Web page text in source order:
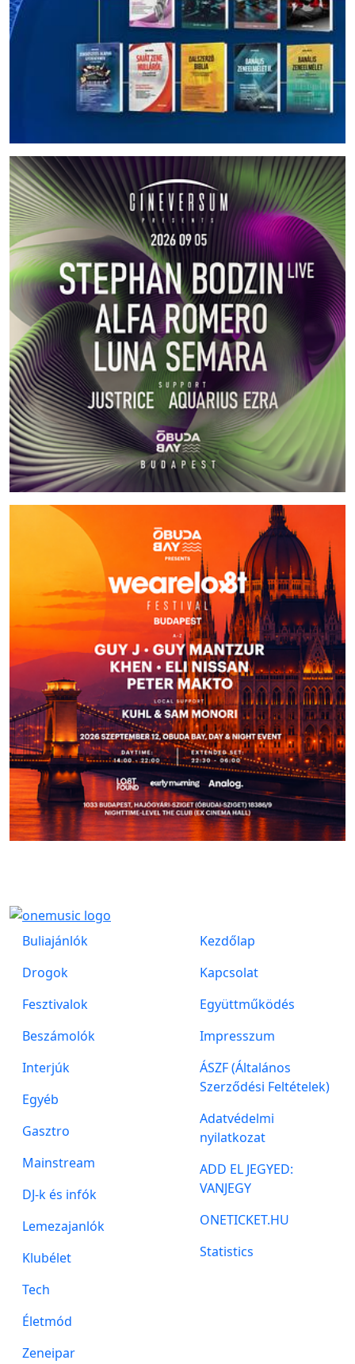
Buliajánlók
Drogok
Fesztivalok
Beszámolók
Interjúk
Egyéb
Gasztro
Mainstream
DJ-k és infók
Lemezajanlók
Klubélet
Tech
Életmód
Zeneipar
Kezdőlap
Kapcsolat
Együttműködés
Impresszum
ÁSZF (Általános
Szerződési Feltételek)
Adatvédelmi
nyilatkozat
ADD EL JEGYED:
VANJEGY
ONETICKET.HU
Statistics